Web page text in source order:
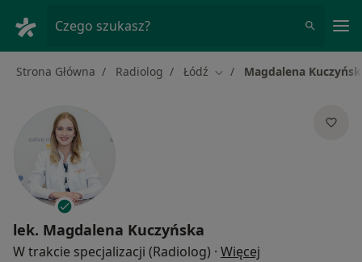
Czego szukasz?
Strona Główna Radiolog Łódź Zmień miasto
Magdalena
lek. Magdalena Kuczyńska
W trakcie specjalizacji (Radiolog) · Więcej